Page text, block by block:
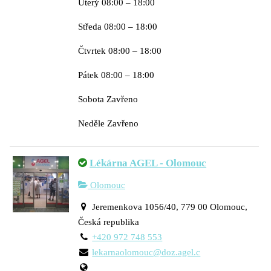
Úterý 08:00 – 18:00
Středa 08:00 – 18:00
Čtvrtek 08:00 – 18:00
Pátek 08:00 – 18:00
Sobota Zavřeno
Neděle Zavřeno
Lékárna AGEL - Olomouc
Olomouc
Jeremenkova 1056/40, 779 00 Olomouc,
Česká republika
+420 972 748 553
lekarnaolomouc@doz.agel.c